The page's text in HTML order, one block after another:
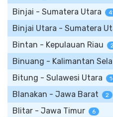
Binjai - Sumatera Utara
Binjai Utara - Sumatera
Bintan - Kepulauan Riau
Binuang - Kalimantan
Bitung - Sulawesi Utara
Blanakan - Jawa Barat 2
Blitar - Jawa Timur 6